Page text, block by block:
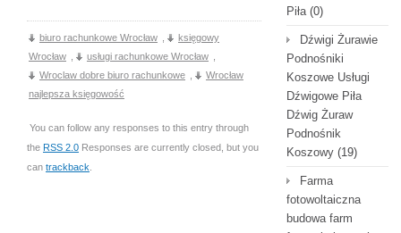
biuro rachunkowe Wrocław
księgowy
Wrocław
usługi rachunkowe Wrocław
Wroclaw dobre biuro rachunkowe
Wrocław
najlepsza księgowość
You can follow any responses to this entry through
the RSS 2.0 Responses are currently closed, but you
can trackback
Piła(0)
Dźwigi Żurawie
Podnośniki
Koszowe Usługi
Dźwigowe Piła
Dźwig Żuraw
Podnośnik
Koszowy (19)
Farma
fotowoltaiczna
budowa farm